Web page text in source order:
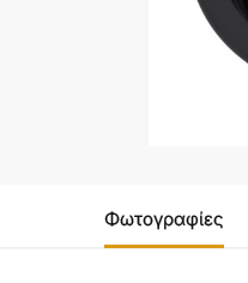
Φωτογραφίες